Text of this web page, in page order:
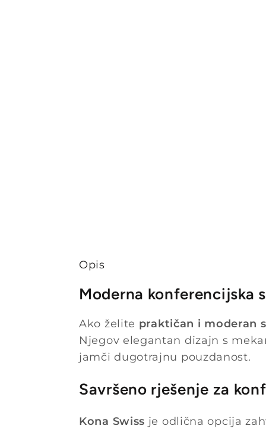
Opis
Moderna konferencijska
Ako želite praktičan i moderan
Njegov elegantan dizajn s
jamči dugotrajnu pouzdanost.
Savršeno rješenje za
Kona Swiss je odlična opcija